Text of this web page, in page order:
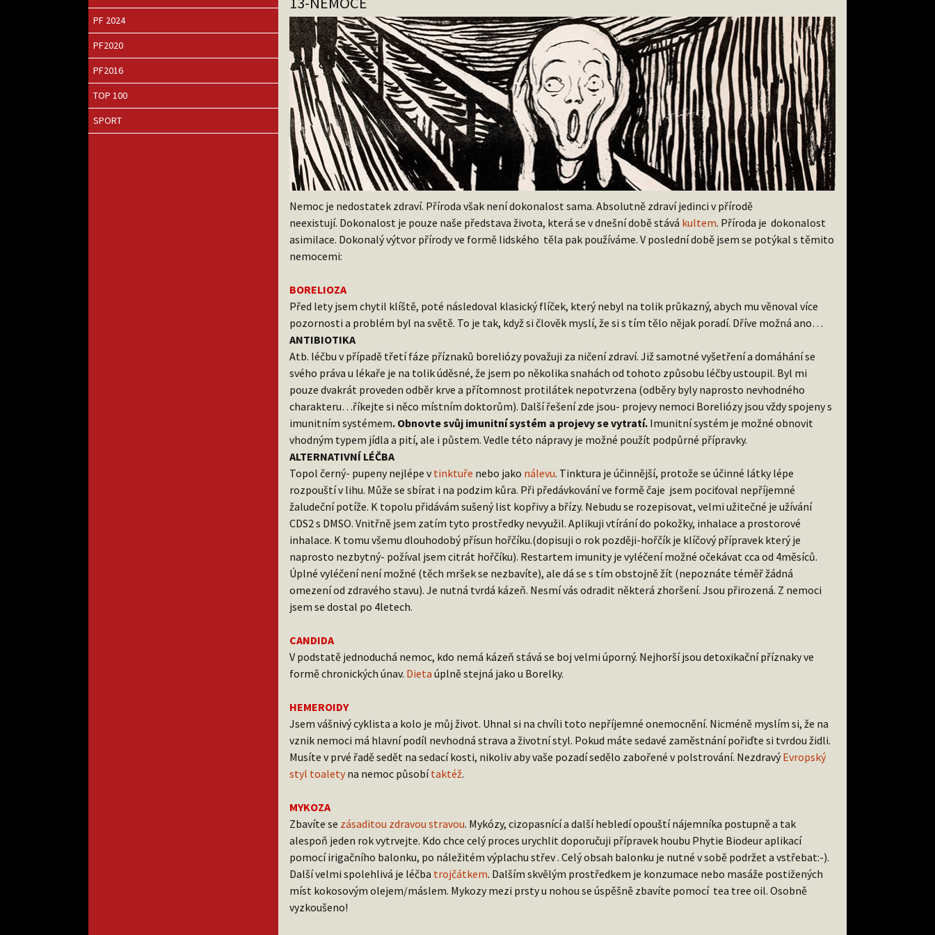
PF 2024
PF2020
PF2016
TOP 100
SPORT
Nemoc je nedostatek zdraví. Příroda však není dokonalost sama. Absolutně zdraví jedinci v přírodě
neexistují. Dokonalost je pouze naše představa života, která se v dnešní době stává kultem. Příroda je dokonalost
asimilace. Dokonalý výtvor přírody ve formě lidského těla pak používáme. V poslední době jsem se potýkal s těmito
nemocemi:
BORELIOZA
Před lety jsem chytil klíště, poté následoval klasický flíček, který nebyl na tolik průkazný, abych mu věnoval více
pozornosti a problém byl na světě. To je tak, když si člověk myslí, že si s tím tělo nějak poradí. Dříve možná ano…
ANTIBIOTIKA
Atb. léčbu v případě třetí fáze příznaků boreliózy považuji za ničení zdraví. Již samotné vyšetření a domáhání se
svého práva u lékaře je na tolik úděsné, že jsem po několika snahách od tohoto způsobu léčby ustoupil. Byl mi
pouze dvakrát proveden odběr krve a přítomnost protilátek nepotvrzena (odběry byly naprosto nevhodného
charakteru…říkejte si něco místním doktorům). Další řešení zde jsou- projevy nemoci Boreliózy jsou vždy spojeny s
imunitním systémem. Obnovte svůj imunitní systém a projevy se vytratí. Imunitní systém je možné obnovit
vhodným typem jídla a pití, ale i půstem. Vedle této nápravy je možné použít podpůrné přípravky.
ALTERNATIVNÍ LÉČBA
Topol černý- pupeny nejlépe vtinktuře nebo jako nálevu. Tinktura je účinnější, protože se účinné látky lépe
rozpouští v lihu. Může se sbírat i na podzim kůra. Při předávkování ve formě čaje jsem pociťoval nepříjemné
žaludeční potíže. K topolu přidávám sušený list kopřivy a břízy. Nebudu se rozepisovat, velmi užitečné je užívání
CDS2 s DMSO. Vnitřně jsem zatím tyto prostředky nevyužil. Aplikuji vtírání do pokožky, inhalace a prostorové
inhalace. K tomu všemu dlouhodobý přísun hořčíku.(dopisuji o rok později-hořčík je klíčový přípravek který je
naprosto nezbytný- požíval jsem citrát hořčíku). Restartem imunity je vyléčení možné očekávat cca od 4měsíců.
Úplné vyléčení není možné (těch mršek se nezbavíte), ale dá se s tím obstojně žít (nepoznáte téměř žádná
omezení od zdravého stavu). Je nutná tvrdá kázeň. Nesmí vás odradit některá zhoršení. Jsou přirozená. Z nemoci
jsem se dostal po 4letech.
CANDIDA
V podstatě jednoduchá nemoc, kdo nemá kázeň stává se boj velmi úporný. Nejhorší jsou detoxikační příznaky ve
formě chronických únav. Dieta úplně stejná jako u Borelky.
HEMEROIDY
Jsem vášnivý cyklista a kolo je můj život. Uhnal si na chvíli toto nepříjemné onemocnění. Nicméně myslím si, že na
vznik nemoci má hlavní podíl nevhodná strava a životní styl. Pokud máte sedavé zaměstnání pořiďte si tvrdou židli.
Musíte v prvé řadě sedět na sedací kosti, nikoliv aby vaše pozadí sedělo zabořené v polstrování. Nezdravý Evropský
styl toalety na nemoc působítaktéž.
MYKOZA
Zbavíte se zásaditou zdravou stravou. Mykózy, cizopasnící a další hebledí opouští nájemníka postupně a tak
alespoň jeden rok vytrvejte. Kdo chce celý proces urychlit doporučuji přípravek houbu Phytie Biodeur aplikací
pomocí irigačního balonku, po náležitém výplachu střev . Celý obsah balonku je nutné v sobě podržet a vstřebat:-).
Další velmi spolehlivá je léčba trojčátkem. Dalším skvělým prostředkem je konzumace nebo masáže postižených
míst kokosovým olejem/máslem. Mykozy mezi prsty u nohou se úspěšně zbavíte pomocí tea tree oil. Osobně
vyzkoušeno!